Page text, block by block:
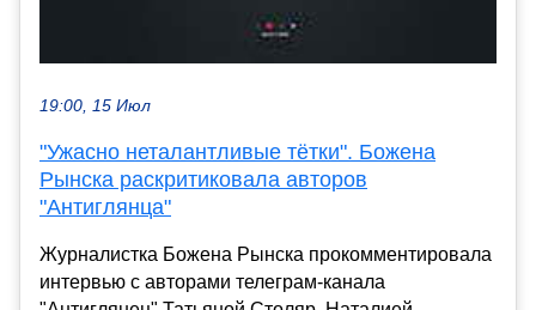
19:00, 15 Июл
"Ужасно неталантливые тётки". Божена
Рынска раскритиковала авторов
"Антиглянца"
Журналистка Божена Рынска прокомментировала
интервью с авторами телеграм-канала